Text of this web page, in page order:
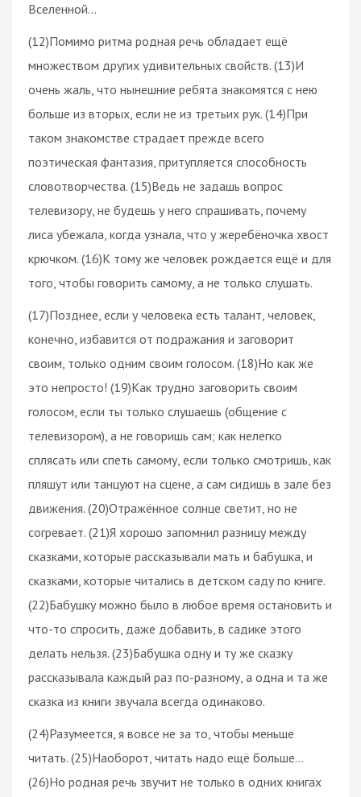
Вселенной…
(12)Помимо ритма родная речь обладает ещё
множеством других удивительных свойств. (13)И
очень жаль, что нынешние ребята знакомятся с нею
больше из вторых, если не из третьих рук. (14)При
таком знакомстве страдает прежде всего
поэтическая фантазия, притупляется способность
словотворчества. (15)Ведь не задашь вопрос
телевизору, не будешь у него спрашивать, почему
лиса убежала, когда узнала, что у жеребёночка хвост
крючком. (16)К тому же человек рождается ещё и для
того, чтобы говорить самому, а не только слушать.
(17)Позднее, если у человека есть талант, человек,
конечно, избавится от подражания и заговорит
своим, только одним своим голосом. (18)Но как же
это непросто! (19)Как трудно заговорить своим
голосом, если ты только слушаешь (общение с
телевизором), а не говоришь сам; как нелегко
сплясать или спеть самому, если только смотришь, как
пляшут или танцуют на сцене, а сам сидишь в зале без
движения. (20)Отражённое солнце светит, но не
согревает. (21)Я хорошо запомнил разницу между
сказками, которые рассказывали мать и бабушка, и
сказками, которые читались в детском саду по книге.
(22)Бабушку можно было в любое время остановить и
что-то спросить, даже добавить, в садике этого
делать нельзя. (23)Бабушка одну и ту же сказку
рассказывала каждый раз по-разному, а одна и та же
сказка из книги звучала всегда одинаково.
(24)Разумеется, я вовсе не за то, чтобы меньше
читать. (25)Наоборот, читать надо ещё больше…
(26)Но родная речь звучит не только в одних книгах